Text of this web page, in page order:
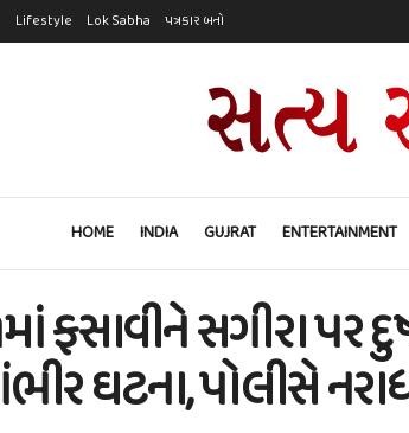
Lifestyle Lok Sabha પત્રકાર બનો
HOME INDIA GUJRAT ENTERTAINMENT
ફસાવીને સગીરા પર
ઘટના, પોલીસે